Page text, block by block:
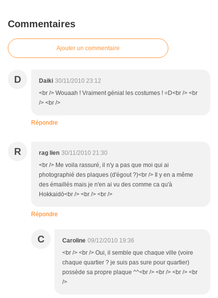
Commentaires
Ajouter un commentaire
D Daiki 30/11/2010 23:12
<br /> Wouaah ! Vraiment génial les costumes ! =D<br /> <br
/> <br />
Répondre
R rag lien 30/11/2010 21:30
<br /> Me voila rassuré, il n'y a pas que moi qui ai
photographié des plaques (d'égout ?)<br /> Il y en a même
des émaillés mais je n'en ai vu des comme ca qu'à
Hokkaidō<br /> <br /> <br />
Répondre
C Caroline 09/12/2010 19:36
<br /> <br /> Oui, il semble que chaque ville (voire
chaque quartier ? je suis pas sure pour quartier)
possède sa propre plaque ^^<br /> <br /> <br /> <br
/>